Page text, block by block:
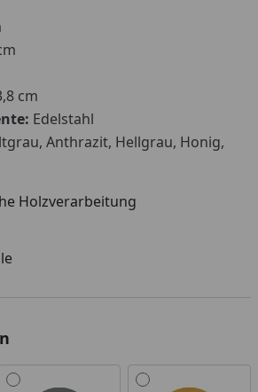
cm
Edelstahl
Anthrazit, Hellgrau, Honig,
Holzverarbeitung